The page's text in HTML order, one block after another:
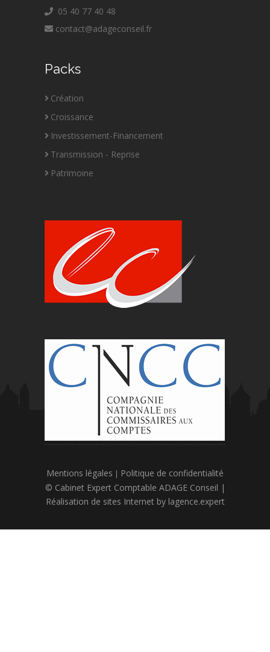
05 40 77 40 48
contact@adageconseil.fr
Packs
Création
Croissance
Investissement-Financement
Transmission - Reprise
Patrimoine
Mentions légales | Politique de confidentialité
© Cabinet Expert Comptable ADAGE Conseil |
Réalisation de sites Internet by lagence.expert